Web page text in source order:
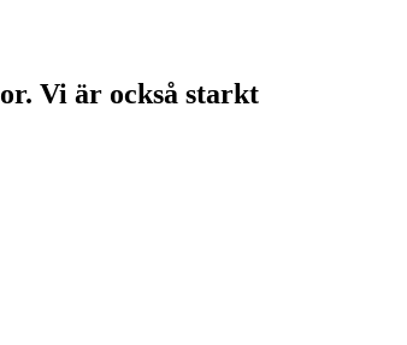
Vi är också starkt